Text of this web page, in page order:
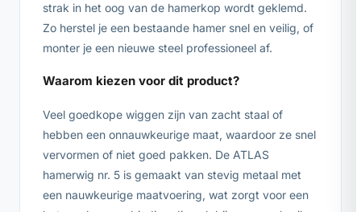
strak in het oog van de hamerkop wordt geklemd.
Zo herstel je een bestaande hamer snel en veilig, of
monter je een nieuwe steel professioneel af.
Waarom kiezen voor dit product?
Veel goedkope wiggen zijn van zacht staal of
hebben een onnauwkeurige maat, waardoor ze snel
vervormen of niet goed pakken. De ATLAS
hamerwig nr. 5 is gemaakt van stevig metaal met
een nauwkeurige maatvoering, wat zorgt voor een